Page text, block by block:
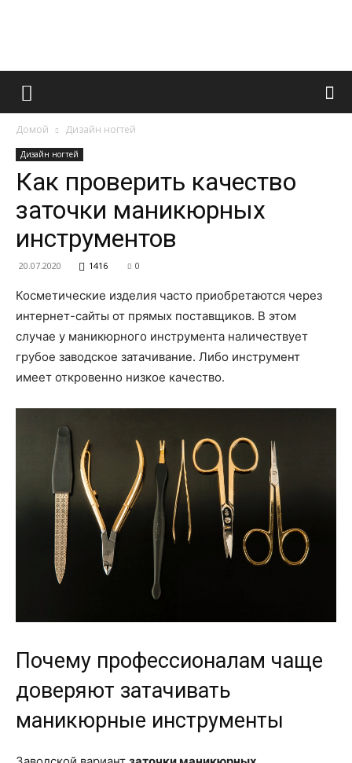
Французский
и
о
Домой Дизайн ногтей
Дизайн ногтей
Как проверить качество
заточки маникюрных
инструментов
20.07.2020 1416 0
Косметические изделия часто приобретаются через
интернет-сайты от прямых поставщиков. В этом
случае у маникюрного инструмента наличествует
грубое заводское затачивание. Либо инструмент
имеет откровенно низкое качество.
Почему профессионалам чаще
доверяют затачивать
маникюрные инструменты